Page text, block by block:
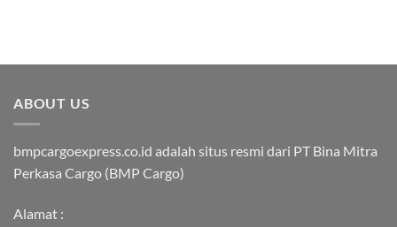
ABOUT US
bmpcargoexpress.co.id adalah situs resmi dari PT Bina Mitra
Perkasa Cargo (BMP Cargo)
Alamat :